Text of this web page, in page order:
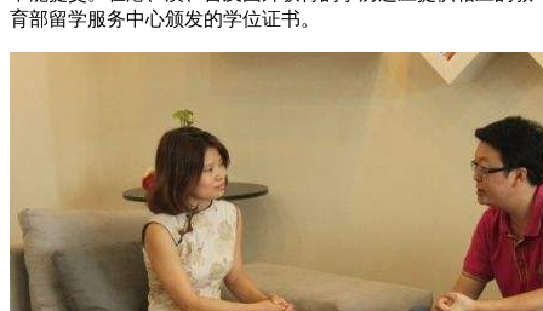
育部留学服务中心颁发的学位证书。